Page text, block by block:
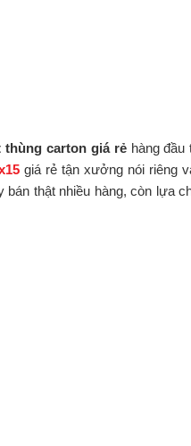
thùng carton giá rẻhàng đầu
giá rẻ tận xưởng nói riêng
thật nhiều hàng, còn lựa